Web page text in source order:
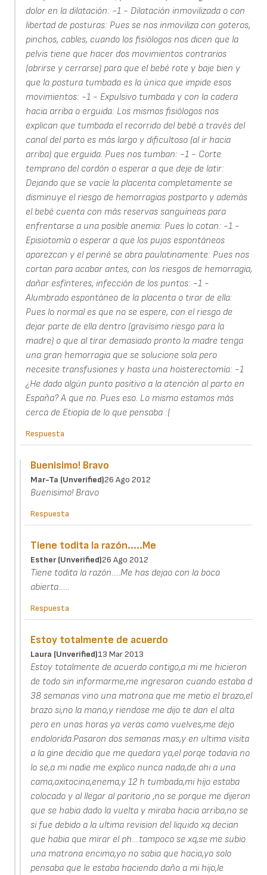
dolor en la dilatación: -1 - Dilatación inmovilizada o con
libertad de posturas: Pues se nos inmoviliza con goteros,
pinchos, cables, cuando los fisiólogos nos dicen que la
pelvis tiene que hacer dos movimientos contrarios
(abrirse y cerrarse) para que el bebé rote y baje bien y
que la postura tumbada es la única que impide esos
movimientos: -1 - Expulsivo tumbada y con la cadera
hacia arriba o erguida: Los mismos fisiólogos nos
explican que tumbada el recorrido del bebé a través del
canal del parto es más largo y dificultoso (al ir hacia
arriba) que erguida. Pues nos tumban: -1 - Corte
temprano del cordón o esperar a que deje de latir:
Dejando que se vacíe la placenta completamente se
disminuye el riesgo de hemorragias postparto y además
el bebé cuenta con más reservas sanguíneas para
enfrentarse a una posible anemia: Pues lo cotan: -1 -
Episiotomía o esperar a que los pujos espontáneos
aparezcan y el periné se abra paulatinamente: Pues nos
cortan para acabar antes, con los riesgos de hemorragia,
dañar esfínteres, infección de los puntos: -1 -
Alumbrado espontáneo de la placenta o tirar de ella:
Pues lo normal es que no se espere, con el riesgo de
dejar parte de ella dentro (gravísimo riesgo para la
madre) o que al tirar demasiado pronto la madre tenga
una gran hemorragia que se solucione sola pero
necesite transfusiones y hasta una hoisterectomía: -1
¿He dado algún punto positivo a la atención al parto en
España? A que no. Pues eso. Lo mismo estamos más
cerca de Etiopía de lo que pensaba :(
Respuesta
Buenisimo! Bravo
Mar-Ta (unverified)26 Ago 2012
Buenisimo! Bravo
Respuesta
Tiene todita la razón.....Me
Esther (unverified)26 Ago 2012
Tiene todita la razón.....Me has dejao con la boca
abierta......
Respuesta
Estoy totalmente de acuerdo
Laura (unverified)13 Mar 2013
Estoy totalmente de acuerdo contigo,a mi me hicieron
de todo sin informarme,me ingresaron cuando estaba d
38 semanas vino una matrona que me metio el brazo,el
brazo si,no la mano,y riendose me dijo te dan el alta
pero en unas horas ya veras como vuelves,me dejo
endolorida.Pasaron dos semanas mas,y en ultima visita
a la gine decidio que me quedara ya,el porqe todavia no
lo se,a mi nadie me explico nunca nada,de ahi a una
cama,oxitocina,enema,y 12 h tumbada,mi hijo estaba
colocado y al llegar al paritorio ,no se porque me dijeron
que se habia dado la vuelta y miraba hacia arriba,no se
si fue debido a la ultima revision del liquido xq decian
que habia que mirar el ph....tampoco se xq,se me subio
una matrona encima,yo no sabia que hacia,yo solo
pensaba que le estaba haciendo daño a mi hijo,le